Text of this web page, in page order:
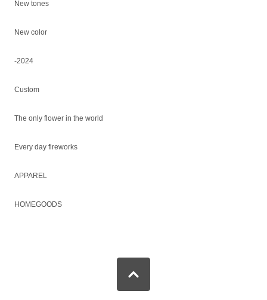
New tones
New color
-2024
Custom
The only flower in the world
Every day fireworks
APPAREL
HOMEGOODS